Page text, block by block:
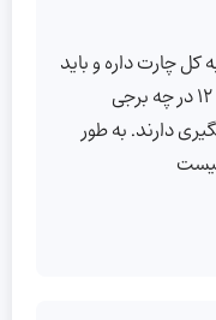
چارت داره و باید
دیده بشه. باید ببینید در خانه ۱۲ در چه برجی
دارند. به طور